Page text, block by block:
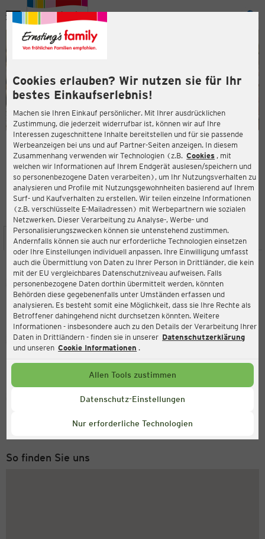
Cookies erlauben? Wir nutzen sie für Ihr
bestes Einkaufserlebnis!
Machen sie Ihren Einkauf persönlicher. Mit Ihrer ausdrücklichen
Zustimmung, die jederzeit widerrufbar ist, können wir auf Ihre
Interessen zugeschnittene Inhalte bereitstellen und für sie passende
Werbeanzeigen bei uns und auf Partner-Seiten anzeigen. In diesem
Zusammenhang verwenden wir Technologien (z.B. Cookies , mit
welchen wir Informationen auf Ihrem Endgerät auslesen/speichern und
so personenbezogene Daten verarbeiten), um Ihr Nutzungsverhalten zu
analysieren und Profile mit Nutzungsgewohnheiten basierend auf Ihrem
Surf- und Kaufverhalten zu erstellen. Wir teilen einzelne Informationen
(z.B. verschlüsselte E-Mailadressen) mit Werbepartnern wie sozialen
Netzwerken. Dieser Verarbeitung zu Analyse-, Werbe- und
Personalisierungszwecken können sie untenstehend zustimmen.
Andernfalls können sie auch nur erforderliche Technologien einsetzen
oder Ihre Einstellungen individuell anpassen. Ihre Einwilligung umfasst
auch die Übermittlung von Daten zu Ihrer Person in Drittländer, die kein
mit der EU vergleichbares Datenschutzniveau aufweisen. Falls
personenbezogene Daten dorthin übermittelt werden, könnten
Behörden diese gegebenenfalls unter Umständen erfassen und
analysieren. Es besteht somit eine Möglichkeit, dass sie Ihre Rechte als
Betroffener dahingehend nicht durchsetzen könnten. Weitere
Informationen - insbesondere auch zu den Details der Verarbeitung Ihrer
Daten in Drittländern - finden sie in unserer Datenschutzerklärung
und unseren Cookie Informationen .
Allen Tools zustimmen
Datenschutz-Einstellungen
Nur erforderliche Technologien
Menü
ERNSTING'S FAMILY FILIALE
Hohnsteiner Str.3b
01855 Sebnitz
3,7
Bewertung:
STANDORT SERVICES SORTIMENT AKTIONEN
Ernsting's family
Hohnsteiner Str.3b, 01855 Sebnitz
Aktuell:
Geöffnet
Service Hotline
Montag bis Freitag 8-18 Uhr
So finden Sie uns